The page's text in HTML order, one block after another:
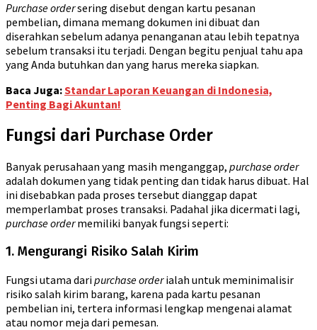
Purchase ordersering disebut dengan kartu pesanan
pembelian, dimana memang dokumen ini dibuat dan
diserahkan sebelum adanya penanganan atau lebih tepatnya
sebelum transaksi itu terjadi. Dengan begitu penjual tahu apa
yang Anda butuhkan dan yang harus mereka siapkan.
Baca Juga:Standar Laporan Keuangan di Indonesia,
Penting Bagi Akuntan!
Fungsi dari Purchase Order
Banyak perusahaan yang masih menganggap, purchase order
adalah dokumen yang tidak penting dan tidak harus dibuat. Hal
ini disebabkan pada proses tersebut dianggap dapat
memperlambat proses transaksi. Padahal jika dicermati lagi,
purchase ordermemiliki banyak fungsi seperti:
1. Mengurangi Risiko Salah Kirim
Fungsi utama daripurchase orderialah untuk meminimalisir
risiko salah kirim barang, karena pada kartu pesanan
pembelian ini, tertera informasi lengkap mengenai alamat
atau nomor meja dari pemesan.